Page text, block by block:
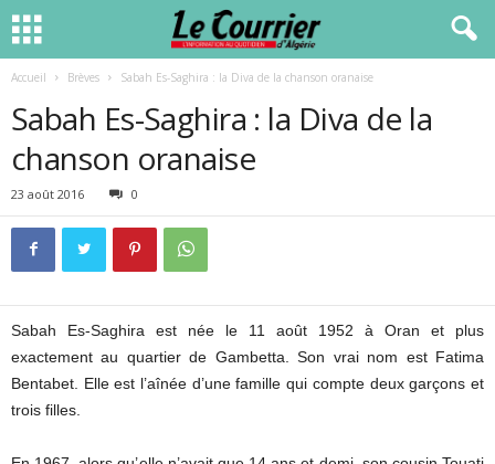
Accueil Brèves Sabah Es-Saghira : la Diva de la chanson oranaise
Sabah Es-Saghira : la Diva de la
chanson oranaise
23 août 2016 0
Sabah Es-Saghira est née le 11 août 1952 à Oran et plus
exactement au quartier de Gambetta. Son vrai nom est Fatima
Bentabet. Elle est l’aînée d’une famille qui compte deux garçons et
trois filles.